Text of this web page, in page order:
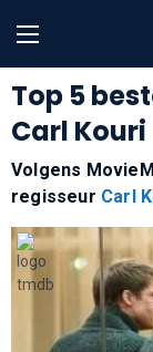
Top 5
Carl Kouri
Volgens
regisseur Carl